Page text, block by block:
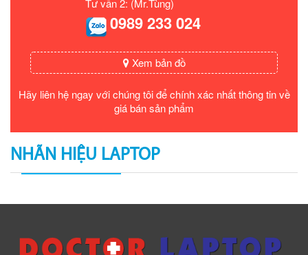
Tư vấn 2: (Mr.Tùng)
0989 233 024
Xem bản đồ
Hãy liên hệ ngay với chúng tôi để chính xác nhất thông tin về
giá bán sản phẩm
NHÃN HIỆU LAPTOP